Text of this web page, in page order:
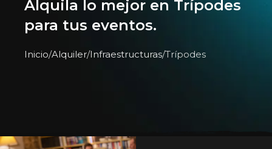
Alquila lo mejor en Trípodes
para tus eventos.
Inicio Alquiler Infraestructuras Trípodes